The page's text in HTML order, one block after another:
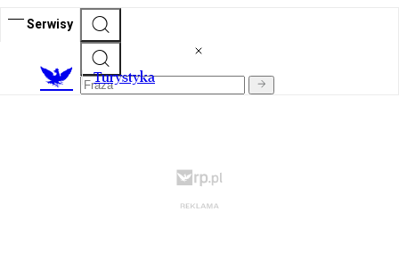
Serwisy
Turystyka